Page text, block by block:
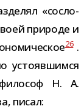
«сосло­
при­роде и
26.
усто­яв­шимся
Н. А.
писал: